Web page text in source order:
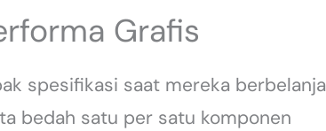
Grafis
spesifikasi saat mereka berbelanja
bedah satu per satu komponen